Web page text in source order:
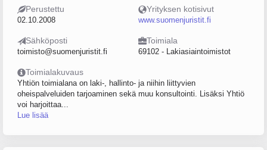
Perustettu
02.10.2008
Yrityksen kotisivut
www.suomenjuristit.fi
Sähköposti
toimisto@suomenjuristit.fi
Toimiala
69102 - Lakiasiaintoimistot
Toimialakuvaus
Yhtiön toimialana on laki-, hallinto- ja niihin liittyvien
oheispalveluiden tarjoaminen sekä muu konsultointi. Lisäksi Yhtiö
voi harjoittaa...
Lue lisää